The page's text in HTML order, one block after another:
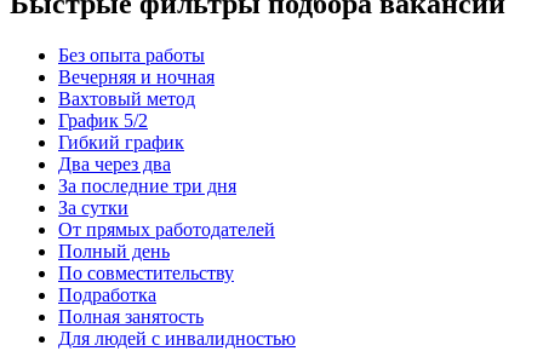
Без опыта работы
Вечерняя и ночная
Вахтовый метод
График 5/2
Гибкий график
Два через два
За последние три дня
За сутки
От прямых работодателей
Полный день
По совместительству
Подработка
Полная занятость
Для людей с инвалидностью